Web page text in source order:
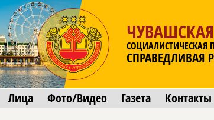
СОЦИАЛИСТИЧЕСКАЯ
СПРАВЕДЛИВАЯ
Лица Фото/Видео Газета Контакты